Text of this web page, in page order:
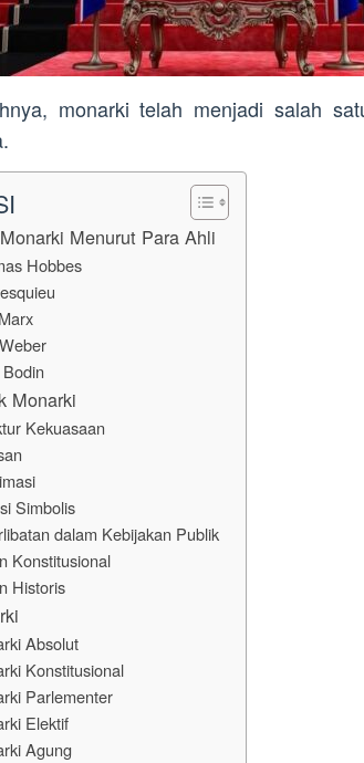
monarki telah menjadi salah
Menurut Para Ahli
Hobbes
Monarki
Kekuasaan
Simbolis
dalam Kebijakan Publik
Konstitusional
Historis
Absolut
Konstitusional
Parlementer
Elektif
Agung